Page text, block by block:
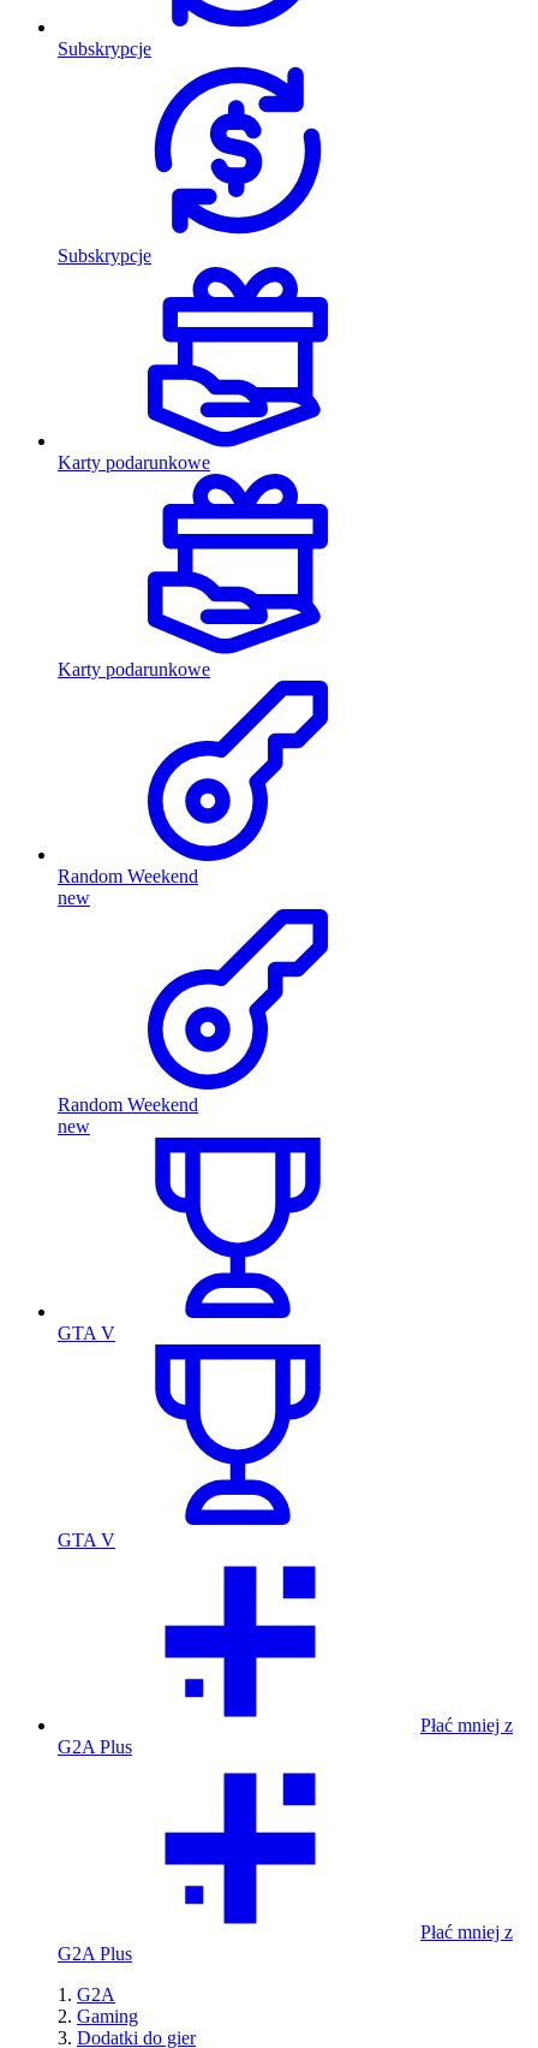
Subskrypcje
Subskrypcje
Karty podarunkowe
Karty podarunkowe
Random Weekend
new
Random Weekend
new
GTA V
GTA V
Płać mniej z
G2A Plus
Płać mniej z
G2A Plus
G2A
Gaming
Dodatki do gier